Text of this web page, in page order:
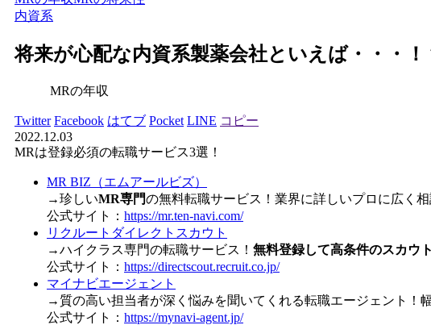
内資系
将来が心配な内資系製薬会社といえば・・・！
MRの年収
Twitter Facebook はてブ Pocket LINE コピー
2022.12.03
MRは登録必須の転職サービス3選！
MR BIZ（エムアールビズ）
→珍しいMR専門の無料転職サービス！業界に詳しいプロに広く相
公式サイト： https://mr.ten-navi.com/
リクルートダイレクトスカウト
→ハイクラス専門の転職サービス！ 無料登録して高条件のスカウ
公式サイト： https://directscout.recruit.co.jp/
マイナビエージェント
→質の高い担当者が深く悩みを聞いてくれる転職エージェント！
公式サイト： https://mynavi-agent.jp/